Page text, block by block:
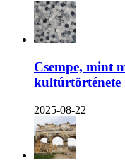
Csempe, mint
kultúrtörténete
2025-08-22